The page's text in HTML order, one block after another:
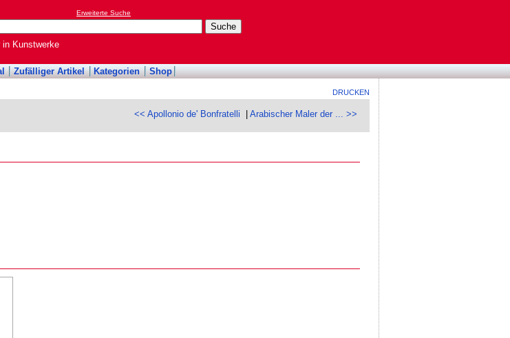
Erweiterte Suche
in Kunstwerke
Zufälliger Artikel Kategorien Shop
DRUCKEN
<< Apollonio de' Bonfratelli |Arabischer Maler der ... >>